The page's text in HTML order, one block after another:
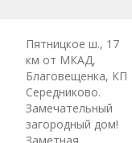
Пятницкое ш., 17
км от МКАД,
Благовещенка, КП
Середниково.
Замечательный
загородный дом!